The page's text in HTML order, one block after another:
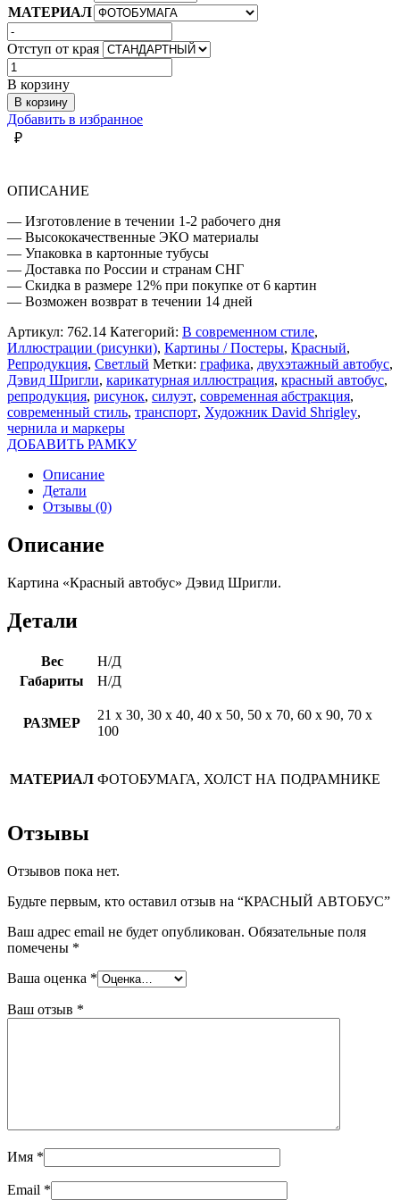
МАТЕРИАЛ
Отступ от края
Количество
товара
КРАСНЫЙ
АВТОБУС
В корзину
В корзину
Добавить в избранное
₽
ОПИСАНИЕ
— Изготовление в течении 1-2 рабочего дня
— Высококачественные ЭКО материалы
— Упаковка в картонные тубусы
— Доставка по России и странам СНГ
— Скидка в размере 12% при покупке от 6 картин
— Возможен возврат в течении 14 дней
Артикул: 762.14 Категорий: В современном стиле,
Иллюстрации (рисунки), Картины / Постеры, Красный,
Репродукция, Светлый Метки: графика, двухэтажный автобус,
Дэвид Шригли, карикатурная иллюстрация, красный автобус,
репродукция, рисунок, силуэт, современная абстракция,
современный стиль, транспорт, Художник David Shrigley,
чернила и маркеры
ДОБАВИТЬ РАМКУ
Описание
Детали
Отзывы (0)
Описание
Картина «Красный автобус» Дэвид Шригли.
Детали
Вес
Н/Д
Габариты
Н/Д
РАЗМЕР
21 х 30, 30 х 40, 40 х 50, 50 х 70, 60 х 90, 70 х
100
МАТЕРИАЛ ФОТОБУМАГА, ХОЛСТ НА ПОДРАМНИКЕ
Отзывы
Отзывов пока нет.
Будьте первым, кто оставил отзыв на “КРАСНЫЙ АВТОБУС”
Ваш адрес email не будет опубликован. Обязательные поля
помечены *
Ваша оценка *
Ваш отзыв *
Имя *
Email *